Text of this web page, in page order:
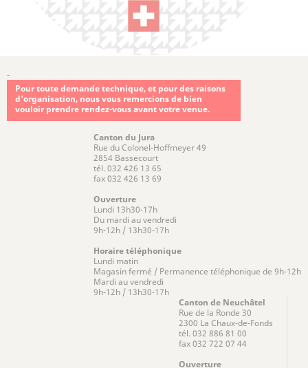
-
Pour toute demande technique, et pour des raisons
d'organisation, nous vous remercions de bien
vouloir prendre rendez-vous avant votre venue.
Canton du Jura
Rue du Colonel-Hoffmeyer 49
2854 Bassecourt
tél. 032 426 13 65
fax 032 426 13 69
Ouverture
Lundi 13h30-17h
Du mardi au vendredi
9h-12h / 13h30-17h
Horaire téléphonique
Lundi matin
Magasin fermé / Permanence téléphonique de 9h-12h
Mardi au vendredi
9h-12h / 13h30-17h
Canton de Neuchâtel
Rue de la Ronde 30
2300 La Chaux-de-Fonds
tél. 032 886 81 00
fax 032 722 07 44
Ouverture